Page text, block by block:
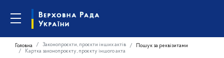
Головна Законопроєкти, проєкти інших актів
Пошук за реквізитами
Картка законопроєкту, проєкту іншого акта